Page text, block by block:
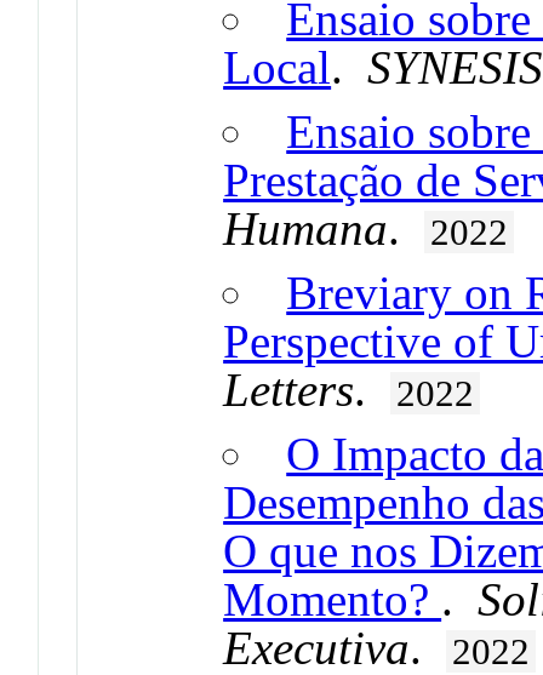
Ensaio
Local.SYNESIS
Ensaio
Prestação de
Humana. 2022
Breviary on
Perspective of
Letters. 2022
O Impacto
Desempenho
O que nos
Momento? .
Executiva. 2022